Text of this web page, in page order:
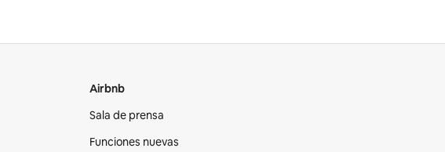
Airbnb
Sala de prensa
Funciones nuevas